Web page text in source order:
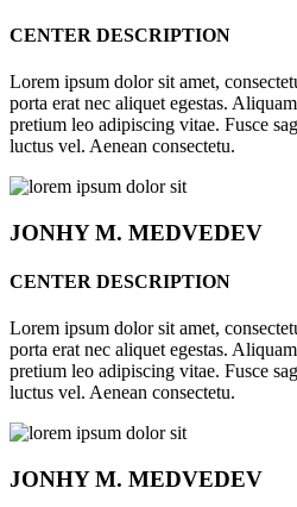
CENTER DESCRIPTION
Lorem ipsum dolor sit amet,
porta erat nec aliquet egestas.
pretium leo adipiscing vitae. Fusce
luctus vel. Aenean consectetu.
JONHYM. MEDVEDEV
CENTER DESCRIPTION
Lorem ipsum dolor sit amet,
porta erat nec aliquet egestas.
pretium leo adipiscing vitae. Fusce
luctus vel. Aenean consectetu.
JONHYM. MEDVEDEV